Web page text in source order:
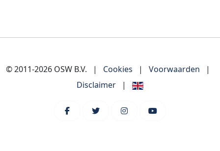
© 2011-2026 OSW B.V. | Cookies | Voorwaarden
|
Disclaimer
|